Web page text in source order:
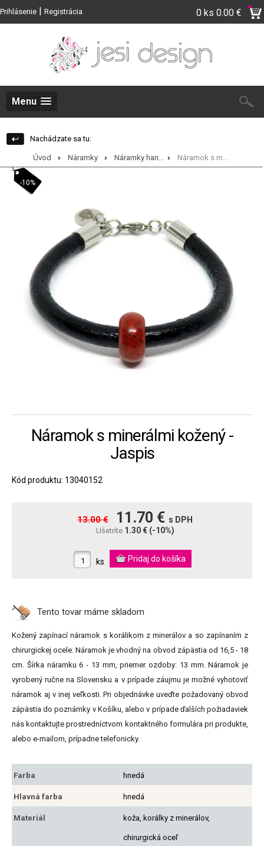
Prihlásenie | Registrácia 0 ks 0.00 €
Menu
Nachádzate sa tu:
Úvod Náramky Náramky han... Náramok s m...
-10%
Náramok s minerálmi kožený -
Jaspis
Kód produktu: 13040152
13.00 € 11.70 € s DPH
Ušetríte 1.30 € (-10%)
ks
Tento tovar máme skladom
Kožený zapínací náramok s korálikom z minerálov a so zapínaním z
chirurgickej ocele. Náramok je vhodný na obvod zápästia od 16,5 - 18
cm. Šírka náramku 6 - 13 mm, priemer ozdoby: 13 mm. Náramok je
vyrobený ručne na Slovensku a v prípade záujmu je možné vyhotoviť
náramok aj v inej veľkosti. Pri objednávke uveďte požadovaný obvod
zápästia do poznámky v Košíku, alebo v prípade ďalších požiadaviek
nás kontaktujte prostredníctvom kontaktného formulára pri produkte,
alebo e-mailom, prípadne telefonicky.
Farba hnedá
Hlavná farba hnedá
Materiál koža, korálky z minerálov,
chirurgická oceľ